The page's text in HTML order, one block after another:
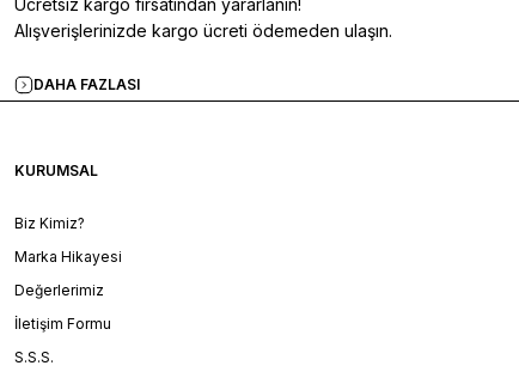
Ücretsiz kargo fırsatından yararlanın!
Alışverişlerinizde kargo ücreti ödemeden ulaşın.
DAHA FAZLASI
KURUMSAL
Biz Kimiz?
Marka Hikayesi
Değerlerimiz
İletişim Formu
S.S.S.